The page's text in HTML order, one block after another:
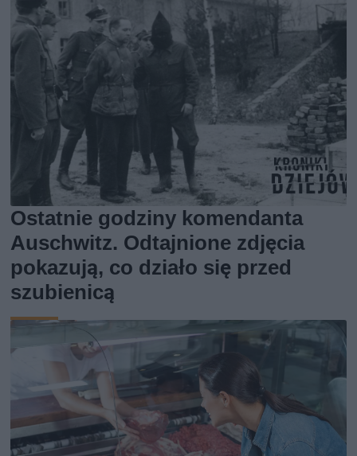
Ostatnie godziny komendanta
Auschwitz. Odtajnione zdjęcia
pokazują, co działo się przed
szubienicą